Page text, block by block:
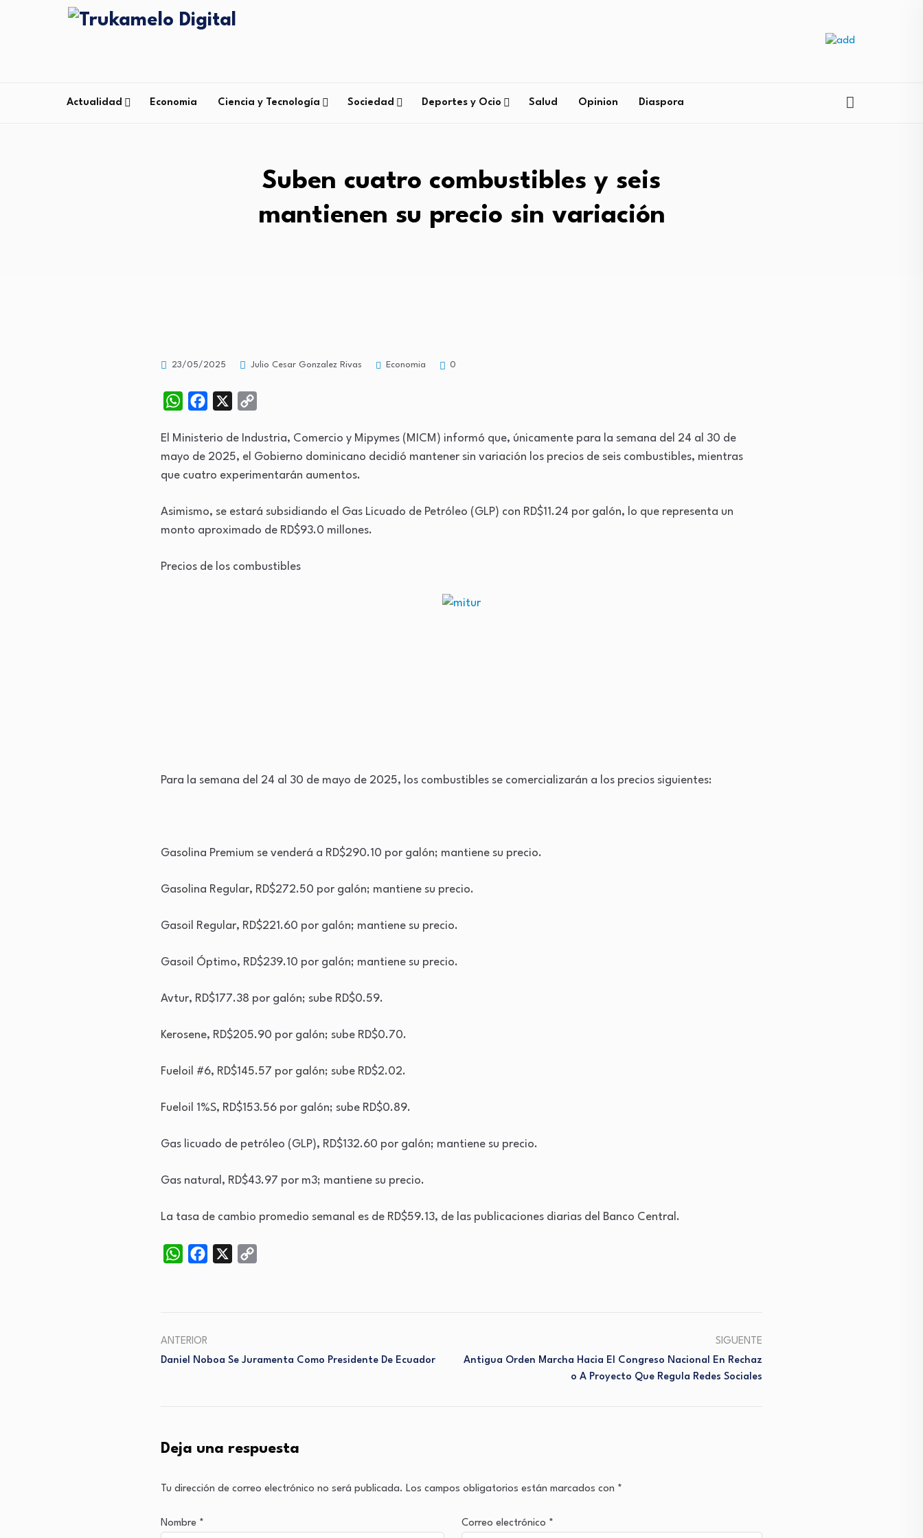
Actualidad Economia Ciencia y Tecnología Sociedad Deportes y Ocio Salud Opinion Diaspora
Suben cuatro combustibles y seis
mantienen su precio sin variación
23/05/2025 Julio Cesar Gonzalez Rivas Economia 0
WhatsAppFacebook
El Ministerio de Industria, Comercio y Mipymes (MICM) informó que, únicamente para la semana del 24 al 30 de
mayo de 2025, el Gobierno dominicano decidió mantener sin variación los precios de seis combustibles, mientras
que cuatro experimentarán aumentos.
Asimismo, se estará subsidiando el Gas Licuado de Petróleo (GLP) con RD$11.24 por galón, lo que representa un
monto aproximado de RD$93.0 millones.
Precios de los combustibles
Para la semana del 24 al 30 de mayo de 2025, los combustibles se comercializarán a los precios siguientes:
Gasolina Premium se venderá a RD$290.10 por galón; mantiene su precio.
Gasolina Regular, RD$272.50 por galón; mantiene su precio.
Gasoil Regular, RD$221.60 por galón; mantiene su precio.
Gasoil Óptimo, RD$239.10 por galón; mantiene su precio.
Avtur, RD$177.38 por galón; sube RD$0.59.
Kerosene, RD$205.90 por galón; sube RD$0.70.
Fueloil #6, RD$145.57 por galón; sube RD$2.02.
Fueloil 1%S, RD$153.56 por galón; sube RD$0.89.
Gas licuado de petróleo (GLP), RD$132.60 por galón; mantiene su precio.
Gas natural, RD$43.97 por m3; mantiene su precio.
La tasa de cambio promedio semanal es de RD$59.13, de las publicaciones diarias del Banco Central.
WhatsAppFacebook
ANTERIOR
Daniel Noboa Se Juramenta Como Presidente De Ecuador
SIGUENTE
Antigua Orden Marcha Hacia El Congreso Nacional En Rechaz
O A Proyecto Que Regula Redes Sociales
Deja una respuesta
Tu dirección de correo electrónico no será publicada. Los campos obligatorios están marcados con *
Nombre * Correo electrónico *